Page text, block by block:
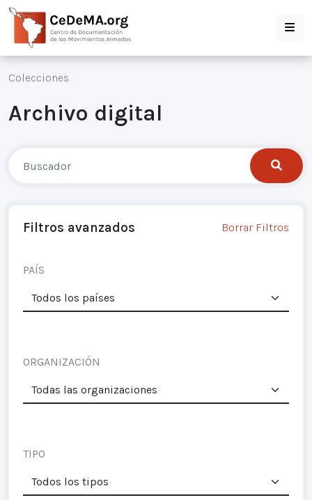
Colecciones
Archivo digital
Filtros avanzados Borrar Filtros
PAÍS
ORGANIZACIÓN
TIPO